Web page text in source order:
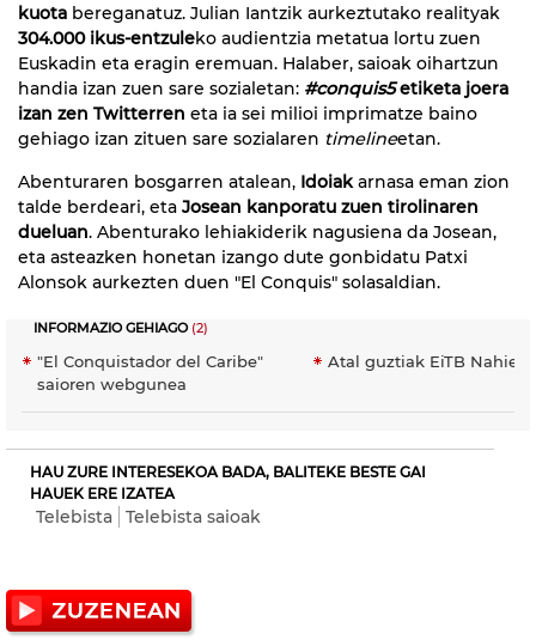
kuota bereganatuz. Julian Iantzik aurkeztutako realityak
304.000 ikus-entzuleko audientzia metatua lortu zuen
Euskadin eta eragin eremuan. Halaber, saioak oihartzun
handia izan zuen sare sozialetan: #conquis5etiketa joera
izan zen Twitterren eta ia sei milioi imprimatze baino
gehiago izan zituen sare sozialaren timelineetan.
Abenturaren bosgarren atalean, Idoiakarnasa eman zion
talde berdeari, eta Josean kanporatu zuen tirolinaren
dueluan. Abenturako lehiakiderik nagusiena da Josean,
eta asteazken honetan izango dute gonbidatu Patxi
Alonsok aurkezten duen "El Conquis" solasaldian.
INFORMAZIO GEHIAGO(2)
"El Conquistador del Caribe"
saioren webgunea
Atal guztiak EiTB
HAU ZURE INTERESEKOA BADA, BALITEKE BESTE GAI
HAUEK ERE IZATEA
Telebista Telebista saioak